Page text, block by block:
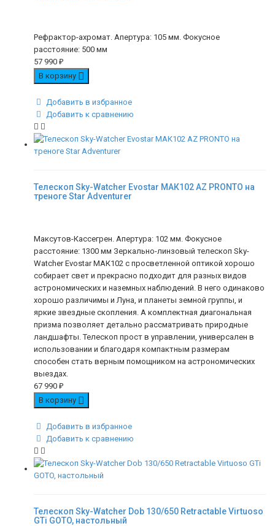
Рефрактор-ахромат. Апертура: 105 мм. Фокусное
расстояние: 500 мм
57 990 ₽
В корзину
Добавить в избранное
Добавить к сравнению
Телескоп Sky-Watcher Evostar МАК102 AZ PRONTO на
треноге Star Adventurer
Максутов-Кассегрен. Апертура: 102 мм. Фокусное
расстояние: 1300 мм Зеркально-линзовый телескоп Sky-
Watcher Evostar МАК102 с просветленной оптикой хорошо
собирает свет и прекрасно подходит для разных видов
астрономических и наземных наблюдений. В него одинаково
хорошо различимы и Луна, и планеты земной группы, и
яркие звездные скопления. А комплектная диагональная
призма позволяет детально рассматривать природные
ландшафты. Телескоп прост в управлении, универсален в
использовании и благодаря компактным размерам
способен стать верным помощником на астрономических
выездах.
67 990 ₽
В корзину
Добавить в избранное
Добавить к сравнению
Телескоп Sky-Watcher Dob 130/650 Retractable Virtuoso
GTi GOTO, настольный